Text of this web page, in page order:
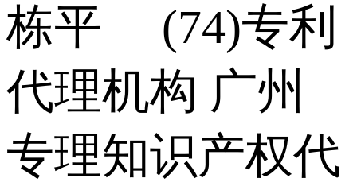
栋平 (74)专利
代理机构 广州
专理知识产权代